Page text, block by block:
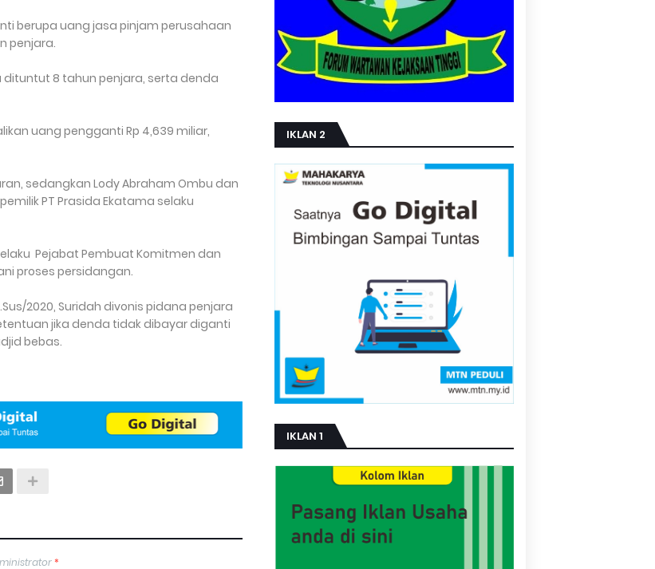
berupa uang jasa pinjam perusahaan
penjara.
8 tahun penjara, serta denda
uang pengganti Rp 4,639 miliar,
sedangkan Lody Abraham Ombu dan
PT Prasida Ekatama selaku
Pejabat Pembuat Komitmen dan
proses persidangan.
2020, Suridah divonis pidana penjara
jika denda tidak dibayar diganti
bebas.
*
IKLAN 2
IKLAN 1